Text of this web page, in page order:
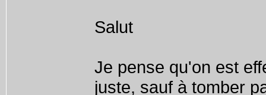
Salut
Je pense qu'on est
juste, sauf à tomber